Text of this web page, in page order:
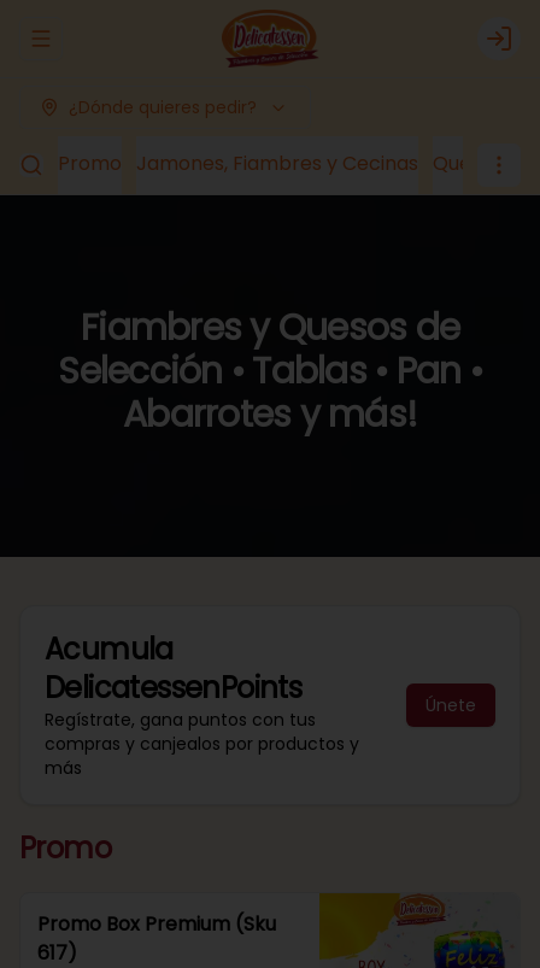
Abrir menu de navegación Login
¿Dónde quieres pedir?
Promo Jamones, Fiambres y Cecinas Quesos
Fiambres y Quesos de
Selección • Tablas • Pan •
Abarrotes y más!
Acumula
DelicatessenPoints
Regístrate, gana puntos con tus
compras y canjealos por productos y
más
Únete
Promo
Promo Box Premium (Sku
617)